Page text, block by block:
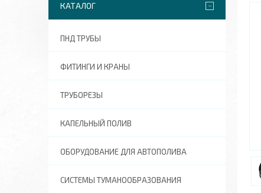
КАТАЛОГ
ПНД ТРУБЫ
ФИТИНГИ И КРАНЫ
ТРУБОРЕЗЫ
КАПЕЛЬНЫЙ ПОЛИВ
ОБОРУДОВАНИЕ ДЛЯ АВТОПОЛИВА
СИСТЕМЫ ТУМАНООБРАЗОВАНИЯ